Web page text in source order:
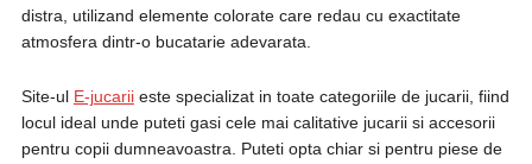
distra, utilizand elemente colorate care redau cu exactitate
atmosfera dintr-o bucatarie adevarata.
Site-ul E-jucariieste specializat in toate categoriile de jucarii, fiind
locul ideal unde puteti gasi cele mai calitative jucarii si accesorii
pentru copii dumneavoastra. Puteti opta chiar si pentru piese de